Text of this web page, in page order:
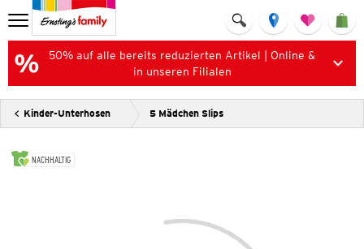
50% auf alle bereits reduzierten Artikel | Online &
in unseren Filialen
Kinder-Unterhosen 5 Mädchen Slips
NACHHALTIG